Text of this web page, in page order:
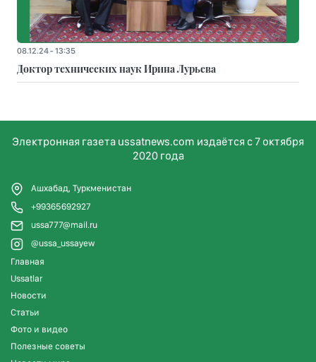
08.12.24 - 13:35
Доктор технических наук Ирина Лурьева
Электронная газета ussatnews.com издаётся с 7 октября
2020 года
Ашхабад, Туркменистан
+99365692927
ussa777@mail.ru
@ussa_ussayew
Главная
Ussatlar
Новости
Статьи
Фото и видео
Полезные советы